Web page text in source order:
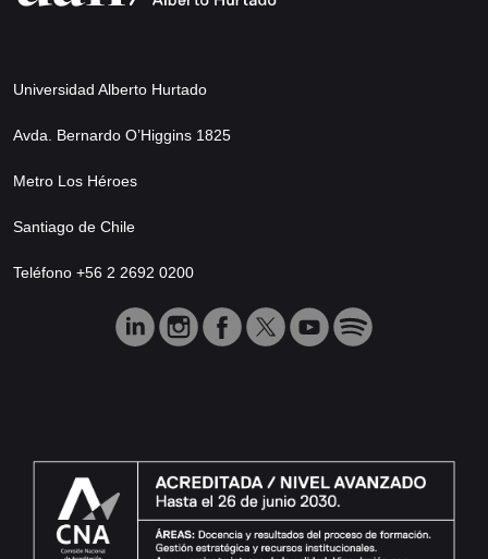
Universidad Alberto Hurtado
Avda. Bernardo O’Higgins 1825
Metro Los Héroes
Santiago de Chile
Teléfono +56 2 2692 0200